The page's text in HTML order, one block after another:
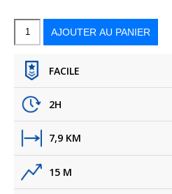
quantité
du
AJOUTER AU PANIER
FACILE
2H
7,9 KM
15 M